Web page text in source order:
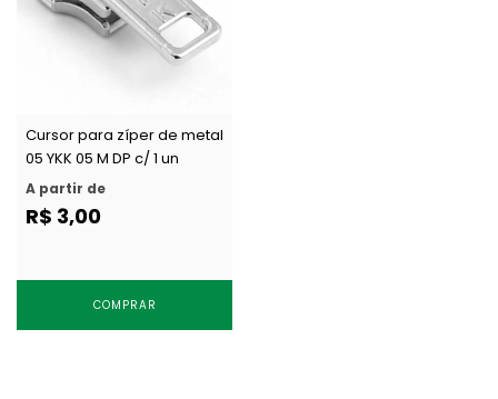
Cursor para zíper de metal
05 YKK 05 M DP c/ 1 un
A partir de
R$ 3,00
COMPRAR